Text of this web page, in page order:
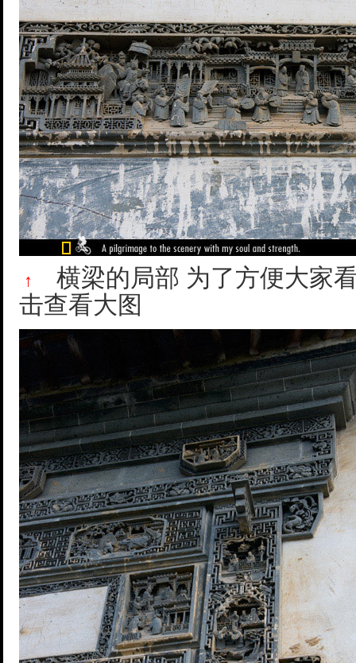
↑
横梁的局部 为了方便大家
击查看大图